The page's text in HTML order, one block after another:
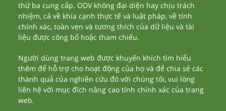
thứ ba cung cấp. ODV không đại diện hay chịu trách
nhiệm, cả về khía cạnh thực tế và luật pháp, về tính
chính xác, toàn vẹn và tương thích của dữ liệu và tài
liệu được công bố hoặc tham chiếu.
Người dùng trang web được khuyến khích tìm hiểu
thêm để hỗ trợ cho hoạt động của họ và để chia sẻ các
thành quả của nghiên cứu đó với chúng tôi, vui lòng
liên hệ với mục đích nâng cao tính chính xác của trang
web.